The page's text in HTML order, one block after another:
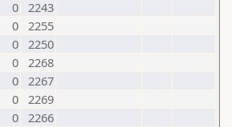
0 2243
0 2255
0 2250
0 2268
0 2267
0 2269
0 2266